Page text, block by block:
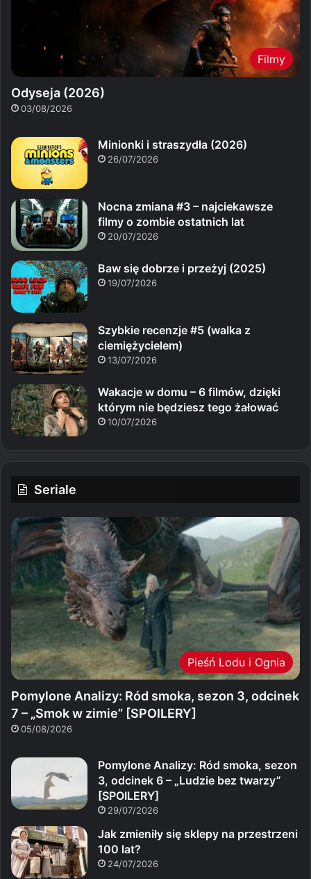
Filmy
Odyseja (2026)
03/08/2026
Minionki i straszydła (2026)
26/07/2026
Nocna zmiana #3 – najciekawsze
filmy o zombie ostatnich lat
20/07/2026
Baw się dobrze i przeżyj (2025)
19/07/2026
Szybkie recenzje #5 (walka z
ciemiężycielem)
13/07/2026
Wakacje w domu – 6 filmów, dzięki
którym nie będziesz tego żałować
10/07/2026
Seriale
Pieśń Lodu i Ognia
Pomylone Analizy: Ród smoka, sezon 3, odcinek
7 – „Smok w zimie” [SPOILERY]
05/08/2026
Pomylone Analizy: Ród smoka, sezon
3, odcinek 6 – „Ludzie bez twarzy”
[SPOILERY]
29/07/2026
Jak zmieniły się sklepy na przestrzeni
100 lat?
24/07/2026